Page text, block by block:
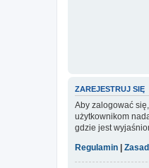
ZAREJESTRUJ SIĘ
Aby zalogować
użytkownikom
gdzie jest
Regulamin